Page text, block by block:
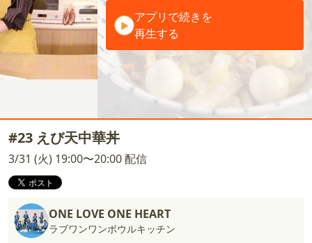
アプリで続きを
再生する
#23 えび天中華丼
3/31 (火) 19:00〜20:00 配信
ONE LOVE ONE HEART
ラブワンワンボウルキッチン